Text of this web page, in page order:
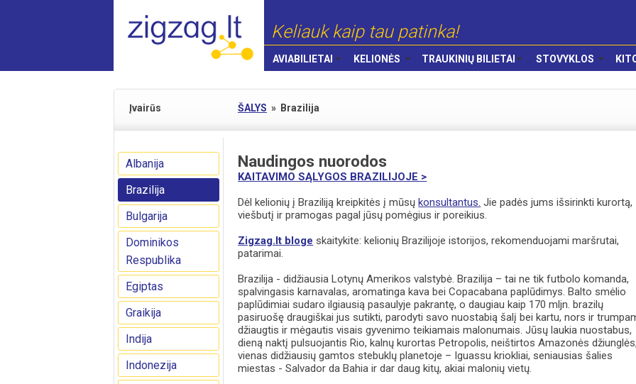
Keliauk kaip tau patinka!
AVIABILIETAI KELIONĖS TRAUKINIŲ BILIETAI STOVYKLOS
Įvairūs ŠALYS » Brazilija
Albanija
Brazilija
Bulgarija
Dominikos
Respublika
Egiptas
Graikija
Indija
Indonezija
Naudingos nuorodos
KAITAVIMO SĄLYGOS BRAZILIJOJE >
Dėl kelionių į Braziliją kreipkitės į mūsųkonsultantus. Jie padės jums išsirinkti kurortą,
viešbutį ir pramogas pagal jūsų pomėgius ir poreikius.
Zigzag.lt bloge skaitykite: kelionių Brazilijoje istorijos, rekomenduojami maršrutai,
patarimai.
Brazilija - didžiausia Lotynų Amerikos valstybė. Brazilija – tai ne tik futbolo komanda,
spalvingasis karnavalas, aromatinga kava bei Copacabana paplūdimys. Balto smėlio
paplūdimiai sudaro ilgiausią pasaulyje pakrantę, o daugiau kaip 170 mljn. brazilų
pasiruošę draugiškai jus sutikti, parodyti savo nuostabią šalį bei kartu, nors ir
džiaugtis ir mėgautis visais gyvenimo teikiamais malonumais. Jūsų laukia nuostabus,
dieną naktį pulsuojantis Rio, kalnų kurortas Petropolis, neištirtos Amazonės
vienas didžiausių gamtos stebuklų planetoje – Iguassu kriokliai, seniausias šalies
miestas - Salvador da Bahia ir dar daug kitų, akiai malonių vietų.